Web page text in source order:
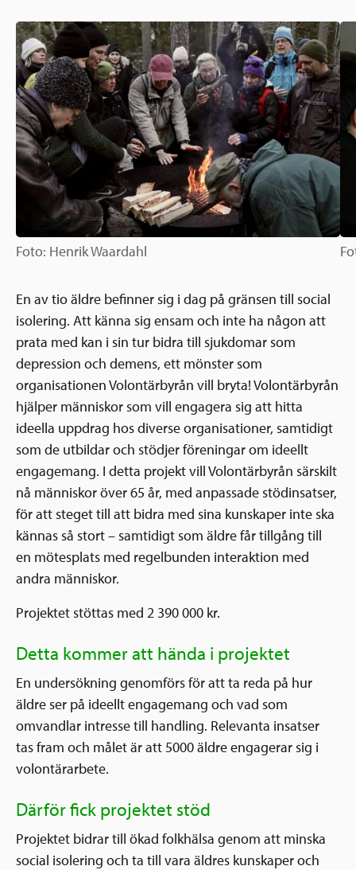
Rekommendationer
Frågor och svar
Sverige och övriga världen
Grannskapsinitiativet
Uppdrag
Hur vi arbetar
Verksamhetsberättelser & årsredovisningar
Medarbetare & styrelse
Kontakt
Pressrum
Nyheter & kalenderhändelser
Postkodlotteriet
SV
Foto: Henrik Waardahl
En av tio äldre befinner sig i dag på gränsen till social
isolering. Att känna sig ensam och inte ha någon att
prata med kan i sin tur bidra till sjukdomar som
depression och demens, ett mönster som
organisationen Volontärbyrån vill bryta! Volontärbyrån
hjälper människor som vill engagera sig att hitta
ideella uppdrag hos diverse organisationer, samtidigt
som de utbildar och stödjer föreningar om ideellt
engagemang. I detta projekt vill Volontärbyrån särskilt
nå människor över 65 år, med anpassade stödinsatser,
för att steget till att bidra med sina kunskaper inte ska
kännas så stort – samtidigt som äldre får tillgång till
en mötesplats med regelbunden interaktion med
andra människor.
Projektet stöttas med 2 390 000 kr.
Detta kommer att hända i projektet
En undersökning genomförs för att ta reda på hur
äldre ser på ideellt engagemang och vad som
omvandlar intresse till handling. Relevanta insatser
tas fram och målet är att 5000 äldre engagerar sig i
volontärarbete.
Därför fick projektet stöd
Projektet bidrar till ökad folkhälsa genom att minska
social isolering och ta till vara äldres kunskaper och